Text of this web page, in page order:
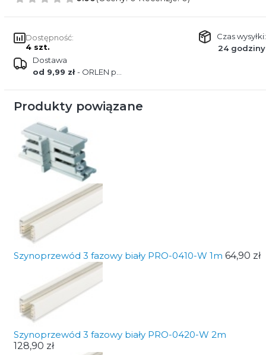
Dostępność:
4 szt.
Czas wysyłki:
24 godziny
Dostawa
od 9,99 zł- ORLEN paczka
Produkty powiązane
Szynoprzewód 3 fazowy biały PRO-0410-W 1m 64,90 zł
Szynoprzewód 3 fazowy biały PRO-0420-W 2m
128,90 zł